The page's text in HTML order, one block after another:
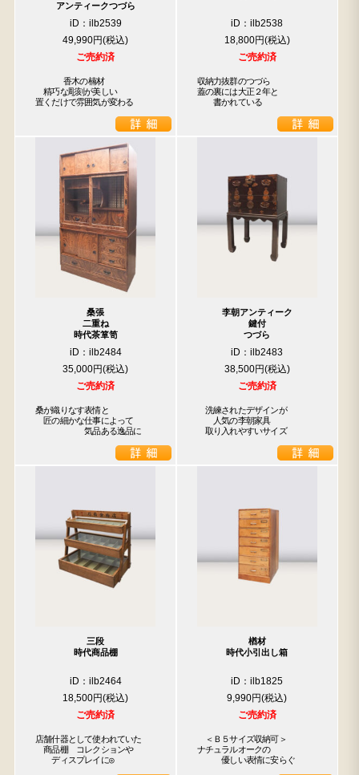
アンティークつづら
iD：ilb2539
49,990円
ご売約済
精巧な彫刻が美しい
置くだけで雰囲気が変わる
iD：ilb2538
18,800円
ご売約済
収納力抜群のつづら
蓋の裏には大正２年と
書かれている
桑張
二重ね
時代茶箪笥
iD：ilb2484
35,000円
ご売約済
桑が織りなす表情と
匠の細かな仕事によって
気品ある逸品に
李朝アンティーク
鍵付
つづら
iD：ilb2483
38,500円
ご売約済
洗練されたデザインが
人気の李朝家具
取り入れやすいサイズ
三段
時代商品棚
iD：ilb2464
18,500円
ご売約済
店舗什器として使われていた
商品棚　コレクションや
ディスプレイに◎
楢材
時代小引出し箱
iD：ilb1825
9,990円
ご売約済
＜Ｂ５サイズ収納可＞
ナチュラルオークの
優しい表情に安らぐ